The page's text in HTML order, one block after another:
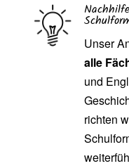
Unser
alle
und
richten